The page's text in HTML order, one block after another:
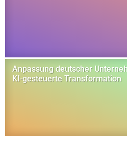
Anpassung deutscher
KI-gesteuerte Transformation